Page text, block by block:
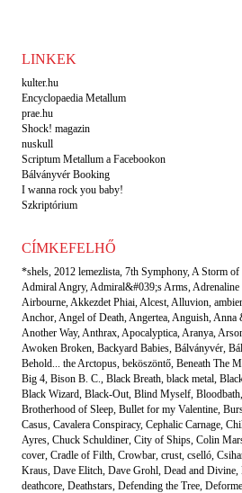
LINKEK
kulter.hu
Encyclopaedia Metallum
prae.hu
Shock! magazin
nuskull
Scriptum Metallum a Facebookon
Bálványvér Booking
I wanna rock you baby!
Szkriptórium
CÍMKEFELHŐ
*shels, 2012 lemezlista, 7th Symphony,A Storm of
Admiral Angry,Admiral&#039;s Arms,
Airbourne,Akkezdet Phiai,Alcest,Alluvion,
Anchor,Angel of Death,Angertea,Anguish,Anna
Another Way,Anthrax,Apocalyptica,Aranya,
Awoken Broken, Backyard Babies, Bálványvér,
Behold... the Arctopus, beköszöntő, Beneath The
Big 4, Bison B. C., Black Breath, black metal,
Black Wizard, Black-Out, Blind Myself, Bloodbath,
Brotherhood of Sleep, Bullet for my Valentine,
Casus, Cavalera Conspiracy, Cephalic Carnage,
Ayres, Chuck Schuldiner, City of Ships, Colin
cover, Cradle of Filth, Crowbar, crust, cselló,
Kraus, Dave Elitch, Dave Grohl, Dead and Divine,
deathcore, Deathstars, Defending the Tree,